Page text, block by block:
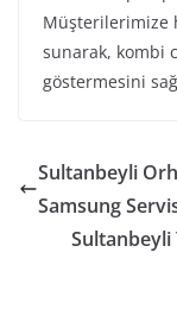
Müşterilerimize
sunarak, kombi
göstermesini
Sultanbeyli
Samsung
Sultanbeyli